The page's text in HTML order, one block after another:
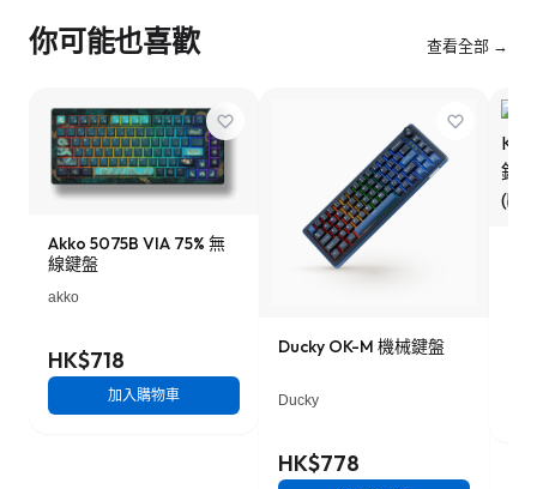
你可能也喜歡 查看全部 →
Akko 5075B VIA 75% 無
線鍵盤
akko
HK$718
加入購物車
Ducky OK-M 機械鍵盤
Ducky
HK$778